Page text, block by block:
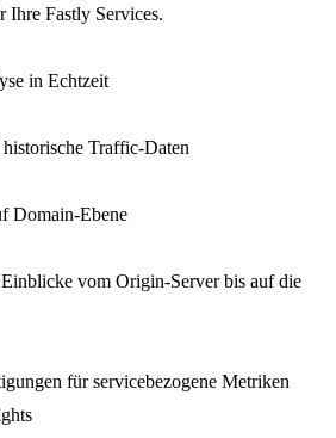
Fastly Services.
in Echtzeit
Traffic-Daten
Domain-Ebene
vom Origin-Server bis auf die
für servicebezogene Metriken